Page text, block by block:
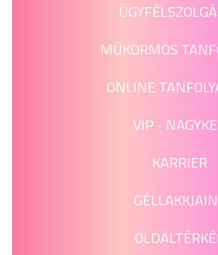
MŰKÖRMÖS
ONLINE
VIP -
KARRIER